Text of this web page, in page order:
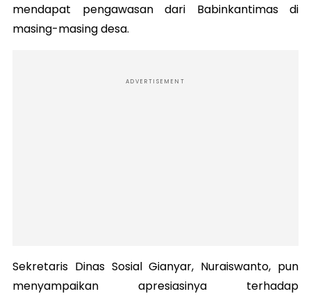
mendapat pengawasan dari Babinkantimas di
masing-masing desa.
ADVERTISEMENT
Sekretaris Dinas Sosial Gianyar, Nuraiswanto, pun
menyampaikan apresiasinya terhadap